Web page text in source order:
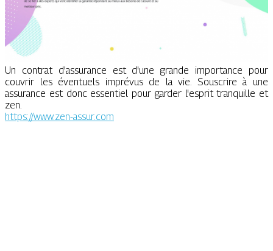
Un contrat d'assurance est d'une grande importance pour
couvrir les éventuels imprévus de la vie. Souscrire à une
assurance est donc essentiel pour garder l'esprit tranquille et
zen.
https://www.zen-assur.com